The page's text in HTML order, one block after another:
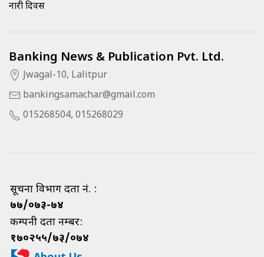
नारी दिवस
Banking News & Publication Pvt. Ltd.
Jwagal-10, Lalitpur
bankingsamachar@gmail.com
015268504, 015268029
सूचना विभाग दर्ता नं. :
७७/०७३-७४
कम्पनी दर्ता नम्बर:
१७०२५५/७३/०७४